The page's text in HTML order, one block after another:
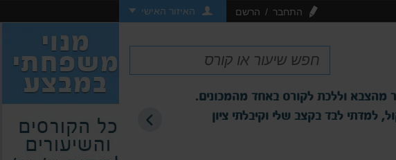
האיזור האישי התחבר / הרשם
מהצבא וללכת לקורס באחד מהמכונים.
לבד בקצב שלי וקיבלתי ציון